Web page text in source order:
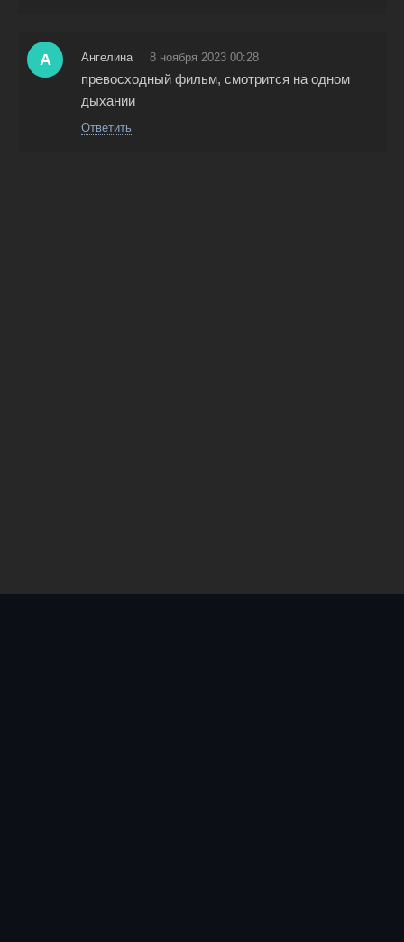
А Ангелина 8 ноября 2023 00:28
превосходный фильм, смотрится на одном
дыхании
Ответить